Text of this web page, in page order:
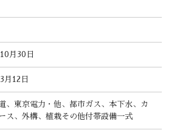
月30日
月12日
、東京電力・他、都市ガス、本下水、カ
ス、外構、植栽その他付帯設備一式